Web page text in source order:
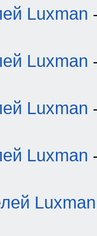
Luxman
Luxman
Luxman
Luxman
Luxman